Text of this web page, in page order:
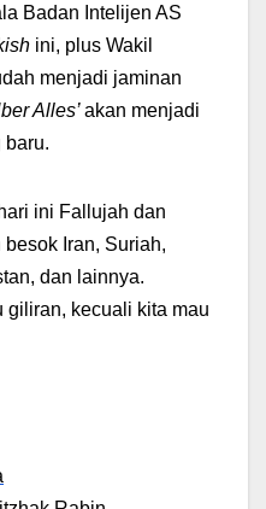
Badan Intelijen AS
ini, plus Wakil
menjadi jaminan
Alles’akan menjadi
baru.
ini Fallujah dan
Iran, Suriah,
dan lainnya.
giliran, kecuali kita mau